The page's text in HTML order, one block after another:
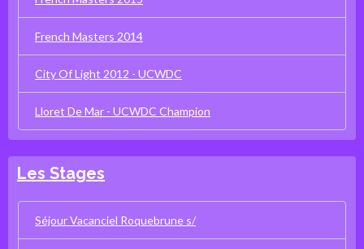
French Masters 2014
City Of Light 2012 - UCWDC
Lloret De Mar - UCWDC Champion
Les Stages
Séjour Vacanciel Roquebrune s/